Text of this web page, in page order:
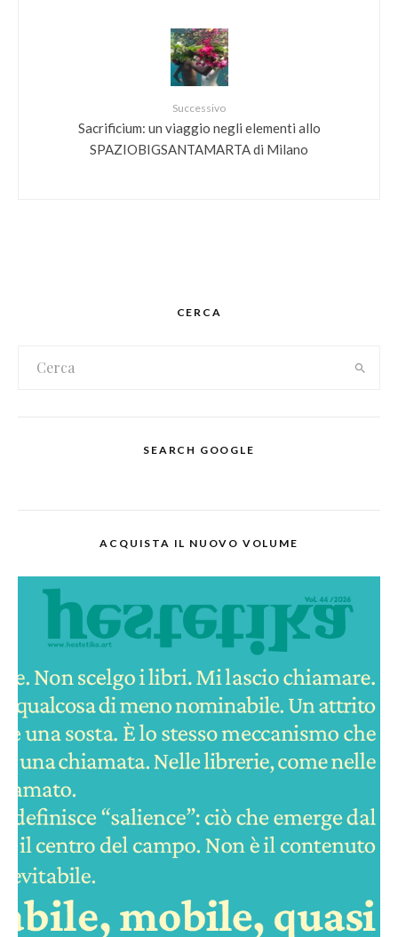
Successivo
Sacrificium: un viaggio negli elementi allo
SPAZIOBIGSANTAMARTA di Milano
CERCA
SEARCH GOOGLE
ACQUISTA IL NUOVO VOLUME